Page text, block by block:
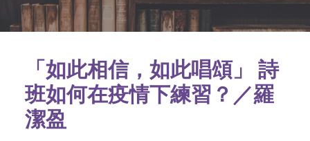
「如此相信，如此唱頌」 詩
班如何在疫情下練習？／羅
潔盈